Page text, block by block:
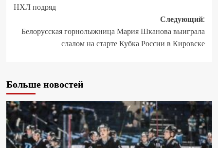
НХЛ подряд
Следующий:
Белорусская горнолыжница Мария Шканова выиграла
слалом на старте Кубка России в Кировске
Больше новостей